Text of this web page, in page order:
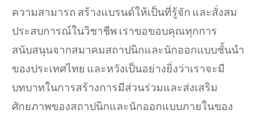
ความสามารถ สร้างแบรนด์ให้เป็นที่รู้จัก และสั่งสม
ประสบการณ์ในวิชาชีพ เราขอขอบคุณทุกการ
สนับสนุนจากสมาคมสถาปนิกและนักออกแบบชั้นนำ
ของประเทศไทย และหวังเป็นอย่างยิ่งว่าเราจะมี
บทบาทในการสร้างการมีส่วนร่วมและส่งเสริม
ศักยภาพของสถาปนิกและนักออกแบบภายในของ